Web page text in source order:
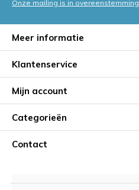
Onze mailing is in
Meer informatie
Klantenservice
Mijn account
Categorieën
Contact